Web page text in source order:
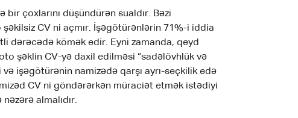
çoxlarını düşündürən sualdır. Bəzi
CV ni açmır. İşəgötürənlərin 71%-i iddia
dərəcədə kömək edir. Eyni zamanda, qeyd
şəklin CV-yə daxil edilməsi “sadəlövhlük və
işəgötürənin namizədə qarşı ayrı-seçkilik edə
CV ni göndərərkən müraciət etmək istədiyi
almalıdır.